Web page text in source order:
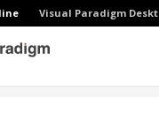
Visual Paradigm